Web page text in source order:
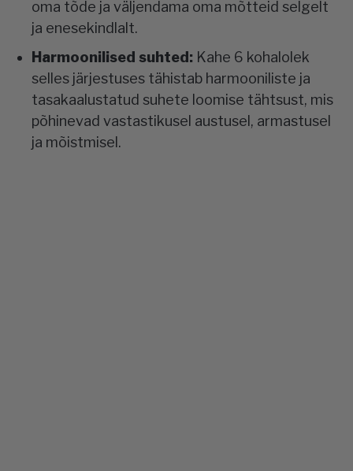
oma tõde ja väljendama oma mõtteid selgelt
ja enesekindlalt.
Harmoonilised suhted: Kahe 6 kohalolek
selles järjestuses tähistab harmooniliste ja
tasakaalustatud suhete loomise tähtsust, mis
põhinevad vastastikusel austusel, armastusel
ja mõistmisel.